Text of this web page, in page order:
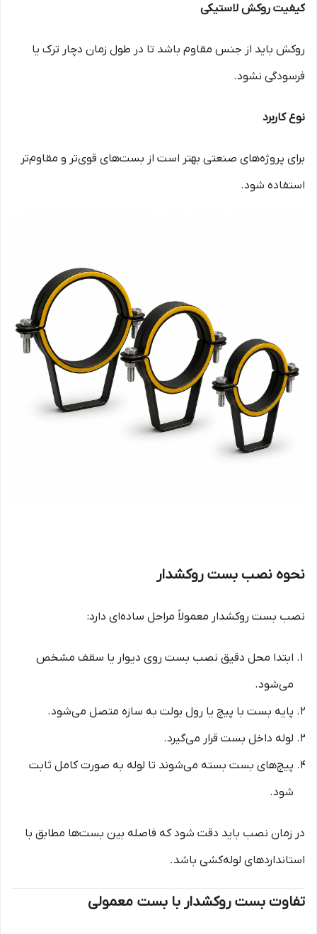
کیفیت روکش لاستیکی
روکش باید از جنس مقاوم باشد تا در طول زمان دچار ترک یا
فرسودگی نشود.
نوع کاربرد
برای پروژه‌های صنعتی بهتر است از بست‌های قوی‌تر و مقاوم‌تر
استفاده شود.
نحوه نصب بست روکشدار
نصب بست روکشدار معمولاً مراحل ساده‌ای دارد:
ابتدا محل دقیق نصب بست روی دیوار یا سقف مشخص
می‌شود.
پایه بست با پیچ یا رول بولت به سازه متصل می‌شود.
لوله داخل بست قرار می‌گیرد.
پیچ‌های بست بسته می‌شوند تا لوله به صورت کامل ثابت
شود.
در زمان نصب باید دقت شود که فاصله بین بست‌ها مطابق با
استانداردهای لوله‌کشی باشد.
تفاوت بست روکشدار با بست معمولی